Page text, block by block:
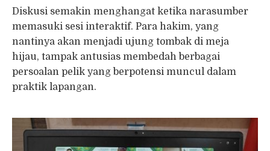
Diskusi semakin menghangat ketika narasumber
memasuki sesi interaktif. Para hakim, yang
nantinya akan menjadi ujung tombak di meja
hijau, tampak antusias membedah berbagai
persoalan pelik yang berpotensi muncul dalam
praktik lapangan.